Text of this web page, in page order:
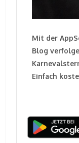
Mit der
Blog
Einfach